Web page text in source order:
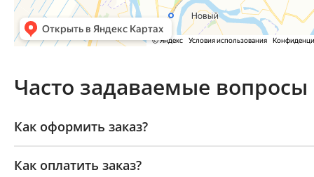
Часто задаваемые вопросы
Как оформить заказ?
Как оплатить заказ?